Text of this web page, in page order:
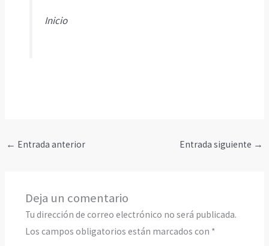
Inicio
← Entrada anterior Entrada siguiente →
Deja un comentario
Tu dirección de correo electrónico no será publicada.
Los campos obligatorios están marcados con *